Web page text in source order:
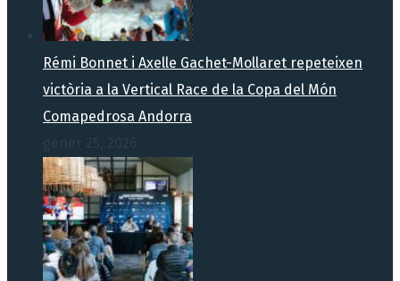
Rémi Bonnet i Axelle Gachet-Mollaret repeteixen
victòria a la Vertical Race de la Copa del Món
Comapedrosa Andorra